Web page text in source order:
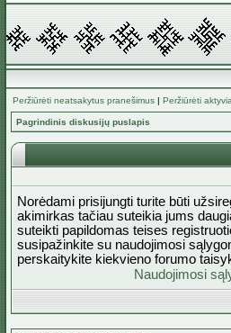
Peržiūrėti neatsakytus pranešimus | Peržiūrėti
Pagrindinis diskusijų puslapis
Norėdami prisijungti turite būti
akimirkas tačiau suteikia jums
suteikti papildomas teises
susipažinkite su naudojimosi
perskaitykite kiekvieno forumo
Naudojimosi